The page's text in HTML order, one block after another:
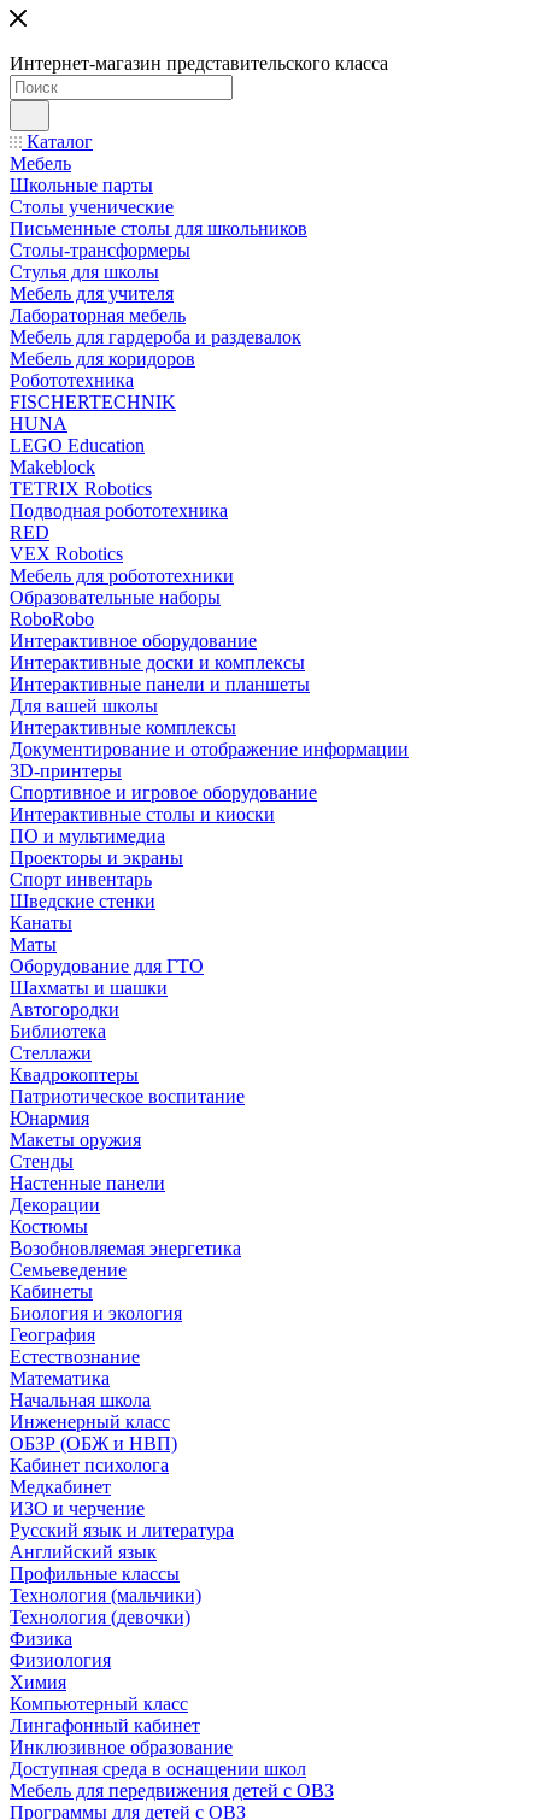
Интернет-магазин представительского класса
Каталог
Мебель
Школьные парты
Столы ученические
Письменные столы для школьников
Столы-трансформеры
Стулья для школы
Мебель для учителя
Лабораторная мебель
Мебель для гардероба и раздевалок
Мебель для коридоров
Робототехника
FISCHERTECHNIK
HUNA
LEGO Education
Makeblock
TETRIX Robotics
Подводная робототехника
RED
VEX Robotics
Мебель для робототехники
Образовательные наборы
RoboRobo
Интерактивное оборудование
Интерактивные доски и комплексы
Интерактивные панели и планшеты
Для вашей школы
Интерактивные комплексы
Документирование и отображение информации
3D-принтеры
Спортивное и игровое оборудование
Интерактивные столы и киоски
ПО и мультимедиа
Проекторы и экраны
Спорт инвентарь
Шведские стенки
Канаты
Маты
Оборудование для ГТО
Шахматы и шашки
Автогородки
Библиотека
Стеллажи
Квадрокоптеры
Патриотическое воспитание
Юнармия
Макеты оружия
Стенды
Настенные панели
Декорации
Костюмы
Возобновляемая энергетика
Семьеведение
Кабинеты
Биология и экология
География
Естествознание
Математика
Начальная школа
Инженерный класс
ОБЗР (ОБЖ и НВП)
Кабинет психолога
Медкабинет
ИЗО и черчение
Русский язык и литература
Английский язык
Профильные классы
Технология (мальчики)
Технология (девочки)
Физика
Физиология
Химия
Компьютерный класс
Лингафонный кабинет
Инклюзивное образование
Доступная среда в оснащении школ
Мебель для передвижения детей с ОВЗ
Программы для детей с ОВЗ